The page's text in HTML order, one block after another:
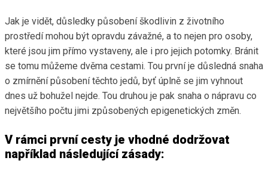
Jak je vidět, důsledky působení škodlivin z životního
prostředí mohou být opravdu závažné, a to nejen pro osoby,
které jsou jim přímo vystaveny, ale i pro jejich potomky. Bránit
se tomu můžeme dvěma cestami. Tou první je důsledná snaha
o zmírnění působení těchto jedů, byť úplně se jim vyhnout
dnes už bohužel nejde. Tou druhou je pak snaha o nápravu co
největšího počtu jimi způsobených epigenetických změn.
V rámci první cesty je vhodné dodržovat
například následující zásady: